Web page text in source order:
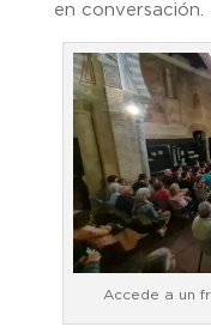
en conversación.
Accede a un